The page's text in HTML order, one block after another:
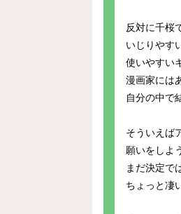
反対に千桜
いじりやす
使いやすい
漫画家には
自分の中で
そういえば
願いをしよ
まだ決定で
ちょっと凄